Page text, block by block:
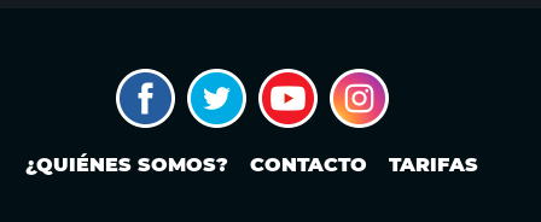
MODO FONTEVECCHIA
El Papa León XIV visitará la
¿cuándo? ¿En qué ciudades o
¿QUIÉNES SOMOS? CONTACTO TARIFAS